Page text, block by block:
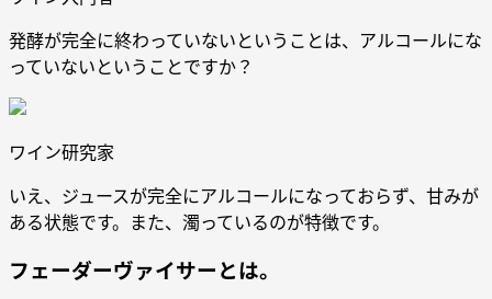
発酵が完全に終わっていないということは、アルコールにな
っていないということですか？
ワイン研究家
いえ、ジュースが完全にアルコールになっておらず、甘みが
ある状態です。また、濁っているのが特徴です。
フェーダーヴァイサーとは。